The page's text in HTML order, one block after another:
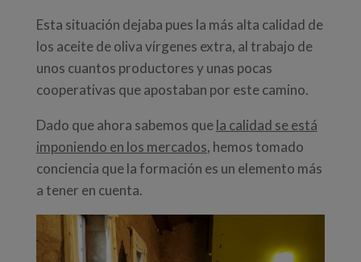
Esta situación dejaba pues la más alta calidad de
los aceite de oliva vírgenes extra, al trabajo de
unos cuantos productores y unas pocas
cooperativas que apostaban por este camino.
Dado que ahora sabemos quela calidad se está
imponiendo en los mercados, hemos tomado
conciencia que la formación es un elemento más
a tener en cuenta.